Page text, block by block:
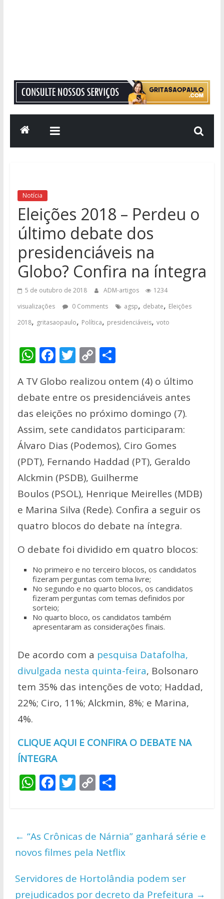
Grita
São
Paulo
Responsabilidade
Notícia
Eleições 2018 – Perdeu o
último debate dos
presidenciáveis na
Globo? Confira na íntegra
5 de outubro de 2018 ADM-artigos
1234
visualizações
0 Comments agsp, debate, Eleições
2018, gritasaopaulo, Política, presidenciáveis, voto
W
at
s
A
p
p
F
e
b
o
o
k
T
itt
er
C
p
y
Li
n
k
S
ar
e
A TV Globo realizou ontem (4) o último
debate entre os presidenciáveis antes
das eleições no próximo domingo (7).
Assim, sete candidatos participaram:
Álvaro Dias (Podemos), Ciro Gomes
(PDT), Fernando Haddad (PT), Geraldo
Alckmin (PSDB), Guilherme
Boulos (PSOL), Henrique Meirelles (MDB)
e Marina Silva (Rede). Confira a seguir os
quatro blocos do debate na íntegra.
O debate foi dividido em quatro blocos:
No primeiro e no terceiro blocos, os candidatos
fizeram perguntas com tema livre;
No segundo e no quarto blocos, os candidatos
fizeram perguntas com temas definidos por
sorteio;
No quarto bloco, os candidatos também
apresentaram as considerações finais.
De acordo com a pesquisa Datafolha,
divulgada nesta quinta-feira, Bolsonaro
tem 35% das intenções de voto; Haddad,
22%; Ciro, 11%; Alckmin, 8%; e Marina,
4%.
CLIQUE AQUI E CONFIRA O DEBATE NA
ÍNTEGRA
W
s
A
p
p
F
b
o
o
k
T
er
C
y
Li
n
k
S
e
← “As Crônicas de Nárnia” ganhará série e
novos filmes pela Netflix
Servidores de Hortolândia podem ser
prejudicados por decreto da Prefeitura →